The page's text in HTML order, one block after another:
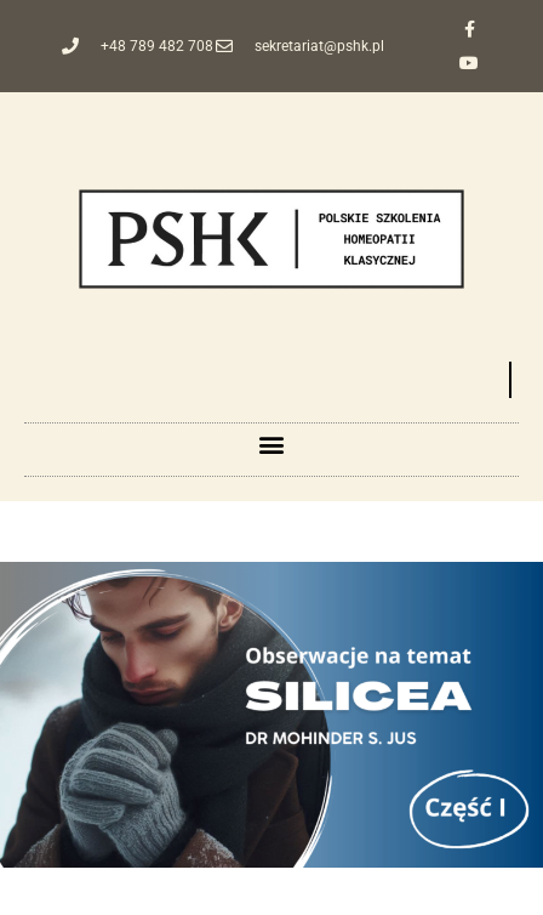
+48 789 482 708 sekretariat@pshk.pl